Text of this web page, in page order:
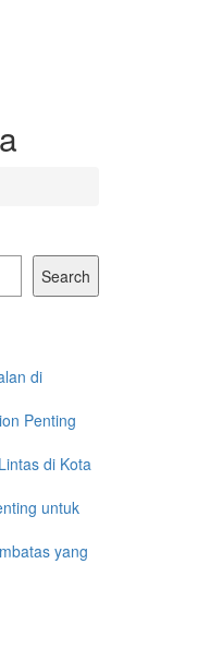
Search
di
Penting
di Kota
untuk
yang